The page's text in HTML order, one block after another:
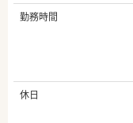
勤務時間
休日